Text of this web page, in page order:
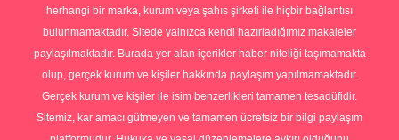
herhangi bir marka, kurum veya şahıs şirketi ile hiçbir bağlantısı
bulunmamaktadır. Sitede yalnızca kendi hazırladığımız makaleler
paylaşılmaktadır. Burada yer alan içerikler haber niteliği taşımamakta
olup, gerçek kurum ve kişiler hakkında paylaşım yapılmamaktadır.
Gerçek kurum ve kişiler ile isim benzerlikleri tamamen tesadüfidir.
Sitemiz, kar amacı gütmeyen ve tamamen ücretsiz bir bilgi paylaşım